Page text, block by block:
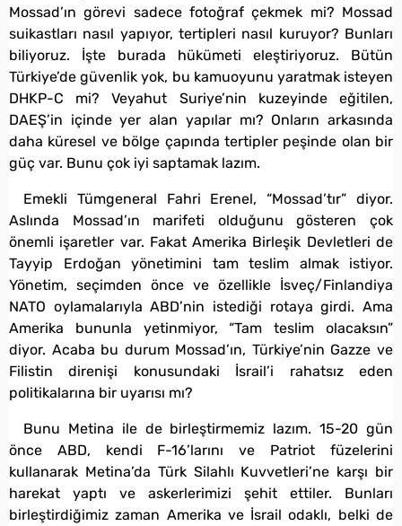
Mossad’ın görevi sadece fotoğraf çekmek mi? Mossad
suikastları nasıl yapıyor, tertipleri nasıl kuruyor? Bunları
biliyoruz. İşte burada hükümeti eleştiriyoruz. Bütün
Türkiye’de güvenlik yok, bu kamuoyunu yaratmak isteyen
DHKP-C mi? Veyahut Suriye’nin kuzeyinde eğitilen,
DAEŞ’in içinde yer alan yapılar mı? Onların arkasında
daha küresel ve bölge çapında tertipler peşinde olan bir
güç var. Bunu çok iyi saptamak lazım.
Emekli Tümgeneral Fahri Erenel, “Mossad’tır” diyor.
Aslında Mossad’ın marifeti olduğunu gösteren çok
önemli işaretler var. Fakat Amerika Birleşik Devletleri de
Tayyip Erdoğan yönetimini tam teslim almak istiyor.
Yönetim, seçimden önce ve özellikle İsveç/Finlandiya
NATO oylamalarıyla ABD’nin istediği rotaya girdi. Ama
Amerika bununla yetinmiyor, “Tam teslim olacaksın”
diyor. Acaba bu durum Mossad’ın, Türkiye’nin Gazze ve
Filistin direnişi konusundaki İsrail’i rahatsız eden
politikalarına bir uyarısı mı?
Bunu Metina ile de birleştirmemiz lazım. 15-20 gün
önce ABD, kendi F-16’larını ve Patriot füzelerini
kullanarak Metina’da Türk Silahlı Kuvvetleri’ne karşı bir
harekat yaptı ve askerlerimizi şehit ettiler. Bunları
birleştirdiğimiz zaman Amerika ve İsrail odaklı, belki de